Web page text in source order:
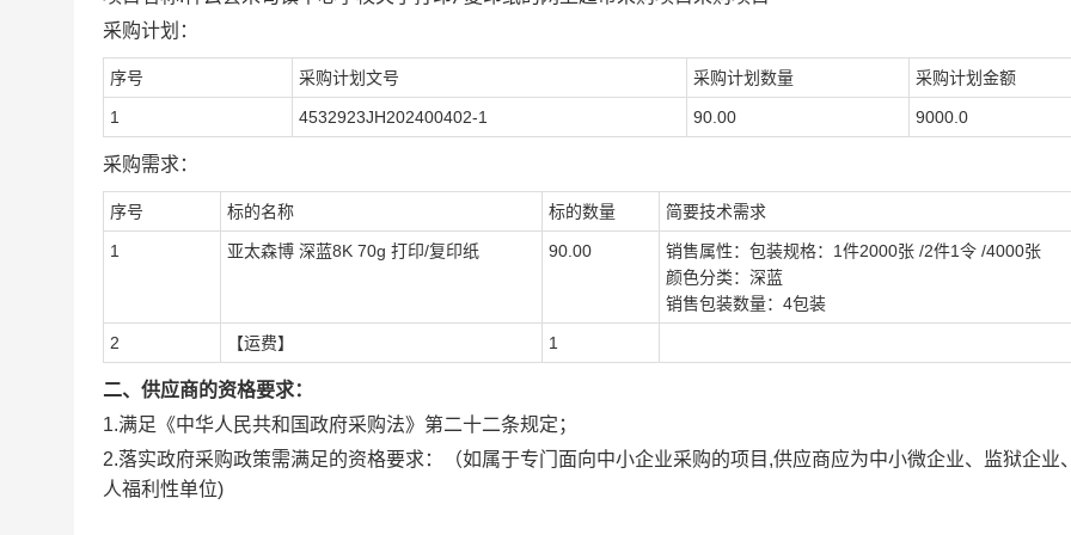
采购计划：
序号 采购计划文号 采购计划数量 采购计划金额
1 4532923JH202400402-1 90.00 9000.0
采购需求：
序号 标的名称 标的数量 简要技术需求
1 亚太森博 深蓝8K 70g 打印/复印纸 90.00
销售属性：包装规格：1件2000张 /2件1令 /4000张
颜色分类：深蓝
销售包装数量：4包装
2 【运费】 1
二、供应商的资格要求：
1.满足《中华人民共和国政府采购法》第二十二条规定；
2.落实政府采购政策需满足的资格要求：
（如属于专门面向中小企业采购的项目,供应商应为中小微企业、监狱企业
人福利性单位)